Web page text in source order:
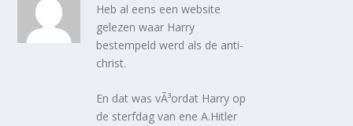
Heb al eens een website
gelezen waar Harry
bestempeld werd als de anti-
christ.
En dat was vÃ³ordat Harry op
de sterfdag van ene A.Hitler